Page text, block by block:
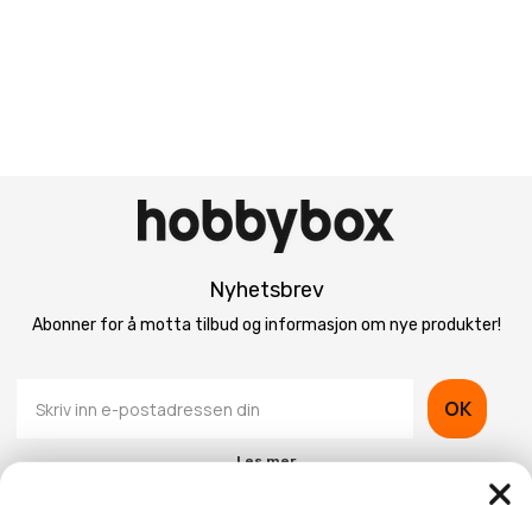
Nyhetsbrev
Abonner for å motta tilbud og informasjon om nye produkter!
OK
Les mer